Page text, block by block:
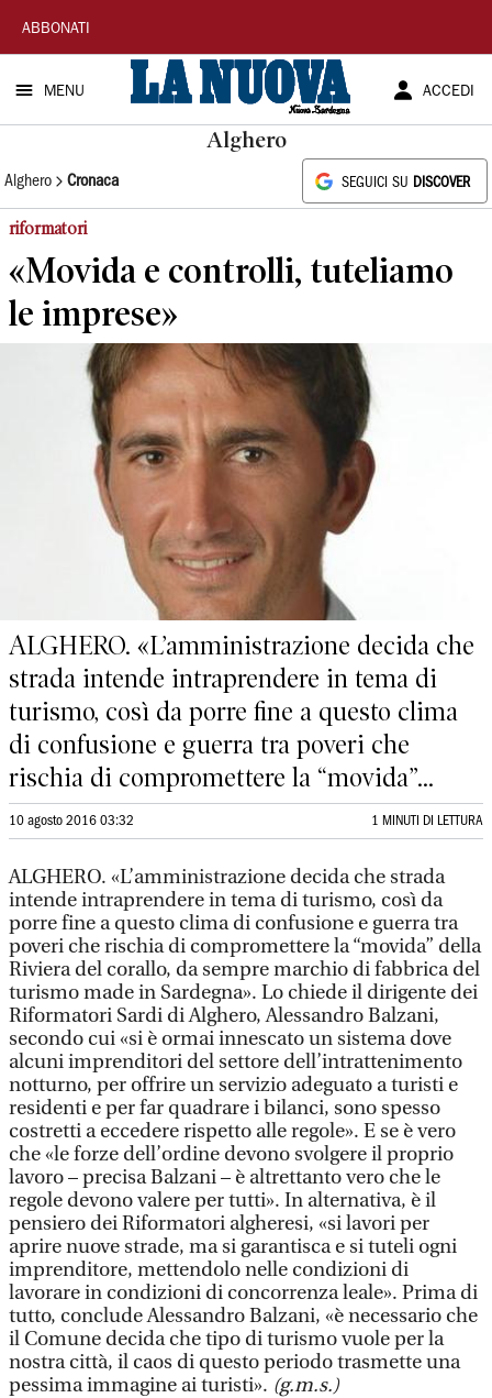
La
Nuova
Sardegna
ABBONATI
MENU ACCEDI
Alghero
Alghero Cronaca SEGUICI SU DISCOVER
riformatori
«Movida e controlli, tuteliamo
le imprese»
ALGHERO. «L’amministrazione decida che
strada intende intraprendere in tema di
turismo, così da porre fine a questo clima
di confusione e guerra tra poveri che
rischia di compromettere la “movida”...
10 agosto 2016 03:32 1 MINUTI DI LETTURA
ALGHERO. «L’amministrazione decida che strada
intende intraprendere in tema di turismo, così da
porre fine a questo clima di confusione e guerra tra
poveri che rischia di compromettere la “movida” della
Riviera del corallo, da sempre marchio di fabbrica del
turismo made in Sardegna». Lo chiede il dirigente dei
Riformatori Sardi di Alghero, Alessandro Balzani,
secondo cui «si è ormai innescato un sistema dove
alcuni imprenditori del settore dell’intrattenimento
notturno, per offrire un servizio adeguato a turisti e
residenti e per far quadrare i bilanci, sono spesso
costretti a eccedere rispetto alle regole». E se è vero
che «le forze dell’ordine devono svolgere il proprio
lavoro – precisa Balzani – è altrettanto vero che le
regole devono valere per tutti». In alternativa, è il
pensiero dei Riformatori algheresi, «si lavori per
aprire nuove strade, ma si garantisca e si tuteli ogni
imprenditore, mettendolo nelle condizioni di
lavorare in condizioni di concorrenza leale». Prima di
tutto, conclude Alessandro Balzani, «è necessario che
il Comune decida che tipo di turismo vuole per la
nostra città, il caos di questo periodo trasmette una
pessima immagine ai turisti». (g.m.s.)